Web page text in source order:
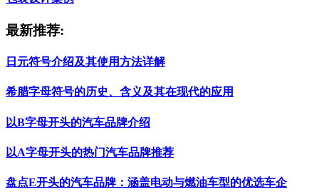
最新推荐:
日元符号介绍及其使用方法详解
希腊字母符号的历史、含义及其在现代的应用
以B字母开头的汽车品牌介绍
以A字母开头的热门汽车品牌推荐
盘点E开头的汽车品牌：涵盖电动与燃油车型的优选车企